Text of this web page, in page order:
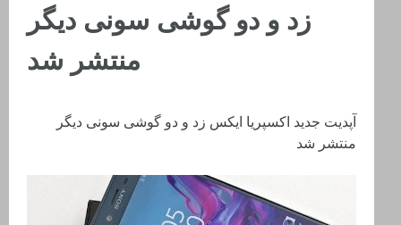
زد و دو گوشی سونی دیگر
منتشر شد
آپدیت جدید اکسپریا ایکس زد و دو گوشی سونی دیگر
منتشر شد